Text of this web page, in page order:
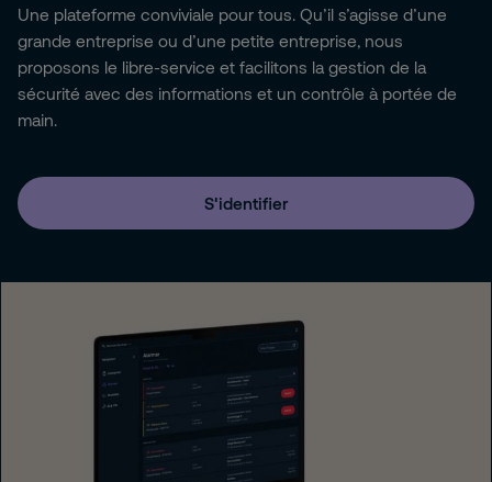
Une plateforme conviviale pour tous. Qu’il s’agisse d’une
grande entreprise ou d’une petite entreprise, nous
proposons le libre-service et facilitons la gestion de la
sécurité avec des informations et un contrôle à portée de
main.
S'identifier